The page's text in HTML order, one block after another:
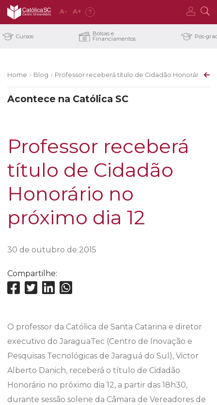
A- A+ ?
Cursos Bolsas e
Financiamentos Pós-
Home / Blog / Professor receberá título de Cidadão Honorário no
Acontece na Católica SC
Professor receberá
título de Cidadão
Honorário no
próximo dia 12
30 de outubro de 2015
Compartilhe:
O professor da Católica de Santa Catarina e diretor
executivo do JaraguaTec (Centro de Inovação e
Pesquisas Tecnológicas de Jaraguá do Sul), Victor
Alberto Danich, receberá o título de Cidadão
Honorário no próximo dia 12, a partir das 18h30,
durante sessão solene da Câmara de Vereadores de